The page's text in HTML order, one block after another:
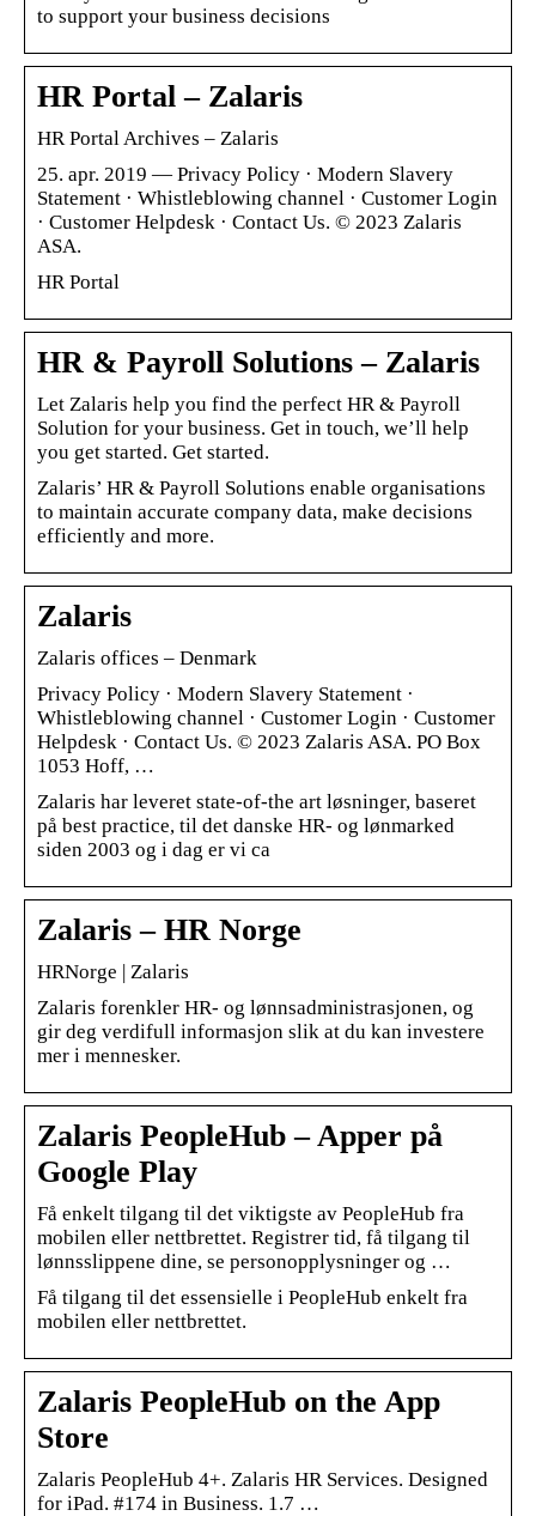
to support your business decisions
HR Portal – Zalaris
HR Portal Archives – Zalaris
25. apr. 2019 — Privacy Policy · Modern Slavery
Statement · Whistleblowing channel · Customer Login
· Customer Helpdesk · Contact Us. © 2023 Zalaris
ASA.
HR Portal
HR & Payroll Solutions – Zalaris
Let Zalaris help you find the perfect HR & Payroll
Solution for your business. Get in touch, we’ll help
you get started. Get started.
Zalaris’ HR & Payroll Solutions enable organisations
to maintain accurate company data, make decisions
efficiently and more.
Zalaris
Zalaris offices – Denmark
Privacy Policy · Modern Slavery Statement ·
Whistleblowing channel · Customer Login · Customer
Helpdesk · Contact Us. © 2023 Zalaris ASA. PO Box
1053 Hoff, …
Zalaris har leveret state-of-the art løsninger, baseret
på best practice, til det danske HR- og lønmarked
siden 2003 og i dag er vi ca
Zalaris – HR Norge
HRNorge | Zalaris
Zalaris forenkler HR- og lønnsadministrasjonen, og
gir deg verdifull informasjon slik at du kan investere
mer i mennesker.
Zalaris PeopleHub – Apper på
Google Play
Få enkelt tilgang til det viktigste av PeopleHub fra
mobilen eller nettbrettet. Registrer tid, få tilgang til
lønnsslippene dine, se personopplysninger og …
Få tilgang til det essensielle i PeopleHub enkelt fra
mobilen eller nettbrettet.
Zalaris PeopleHub on the App
Store
Zalaris PeopleHub 4+. Zalaris HR Services. Designed
for iPad. #174 in Business. 1.7 …